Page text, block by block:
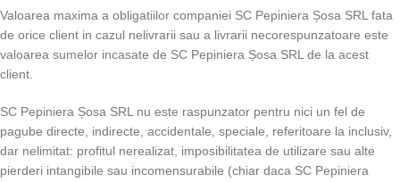
Valoarea maxima a obligatiilor companiei SC Pepiniera Șosa SRL fata
de orice client in cazul nelivrarii sau a livrarii necorespunzatoare este
valoarea sumelor incasate de SC Pepiniera Șosa SRL de la acest
client.
SC Pepiniera Șosa SRL nu este raspunzator pentru nici un fel de
pagube directe, indirecte, accidentale, speciale, referitoare la inclusiv,
dar nelimitat: profitul nerealizat, imposibilitatea de utilizare sau alte
pierderi intangibile sau incomensurabile (chiar daca SC Pepiniera